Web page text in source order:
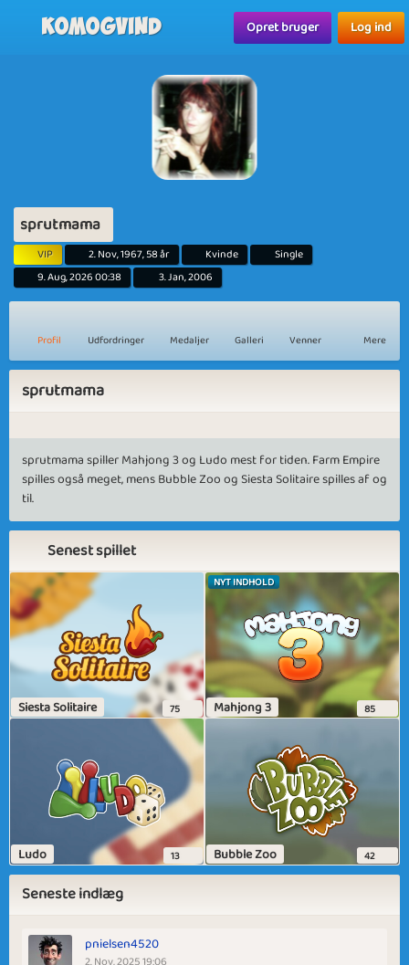
Komogvind Opret bruger Log ind
sprutmama
VIP 2. Nov, 1967, 58 år Kvinde
Single
9. Aug, 2026 00:38
3. Jan, 2006
Profil Udfordringer Medaljer Galleri Venner Mere
sprutmama
sprutmama spiller Mahjong 3 og Ludo mest for tiden. Farm Empire
spilles også meget, mens Bubble Zoo og Siesta Solitaire spilles af og
til.
Senest spillet
Siesta Solitaire 75
NYT INDHOLD
Mahjong 3 85
Ludo 13 Bubble Zoo 42
Seneste indlæg
pnielsen4520
2. Nov, 2025 19:06